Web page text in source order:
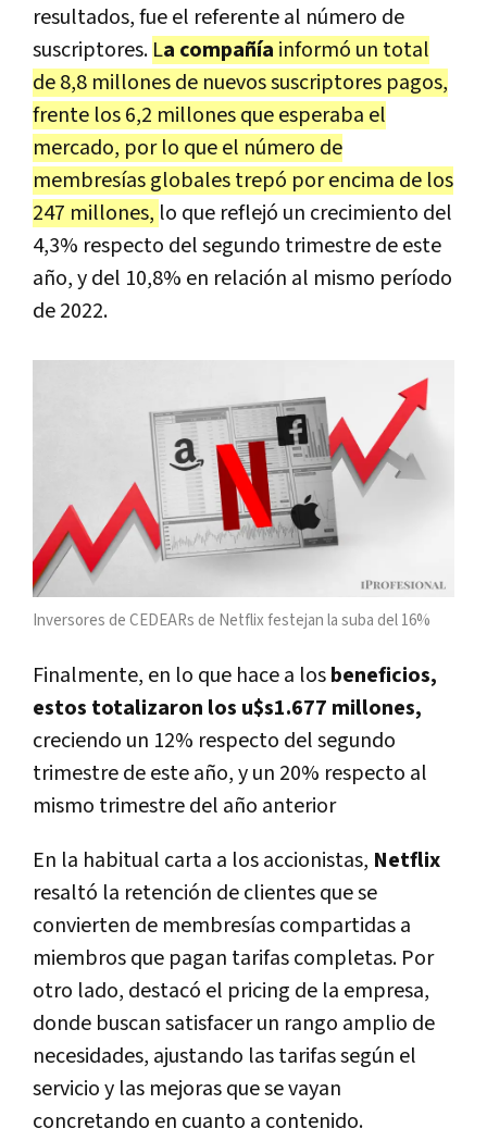
resultados, fue el referente al número de
suscriptores. La compañía informó un total
de 8,8 millones de nuevos suscriptores pagos,
frente los 6,2 millones que esperaba el
mercado, por lo que el número de
membresías globales trepó por encima de los
247 millones, lo que reflejó un crecimiento del
4,3% respecto del segundo trimestre de este
año, y del 10,8% en relación al mismo período
de 2022.
Inversores de CEDEARs de Netflix festejan la suba del 16%
Finalmente, en lo que hace a losbeneficios,
estos totalizaron los u$s1.677 millones,
creciendo un 12% respecto del segundo
trimestre de este año, y un 20% respecto al
mismo trimestre del año anterior
En la habitual carta a los accionistas, Netflix
resaltó la retención de clientes que se
convierten de membresías compartidas a
miembros que pagan tarifas completas. Por
otro lado, destacó el pricing de la empresa,
donde buscan satisfacer un rango amplio de
necesidades, ajustando las tarifas según el
servicio y las mejoras que se vayan
concretando en cuanto a contenido.